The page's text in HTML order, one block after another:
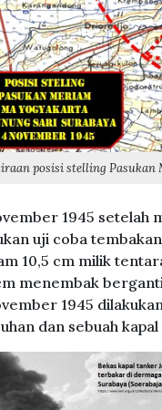
posisi stelling Pasukan
1945 setelah
uji coba
10,5 cm milik
menembak
1945
dan sebuah